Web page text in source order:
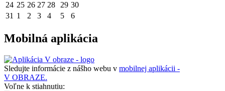
24 25 26 27 28 29 30
31 1 2 3 4 5 6
Mobilná aplikácia
Sledujte informácie z nášho webu v mobilnej aplikácii -
V OBRAZE.
Voľne k stiahnutiu: